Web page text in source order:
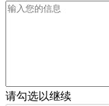
请勾选以继续